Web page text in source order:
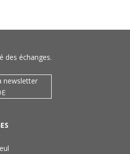
des échanges.
newsletter